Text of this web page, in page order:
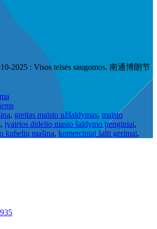
2025 : Visos teisės saugomos. 南通博朗节
, greitas maisto užšaldymas, maisto
, įvairios didelio masto šaldymo įrenginiai,
kubelių mašina, komerciniai šalti gėrimai,